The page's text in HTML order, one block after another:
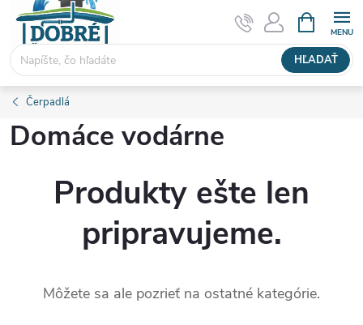
Prejsť
obsah
HĽADAŤ
KOŠÍK
Čerpadlá
Domáce vodárne
Produkty ešte len
pripravujeme.
Môžete sa ale pozrieť na ostatné kategórie.